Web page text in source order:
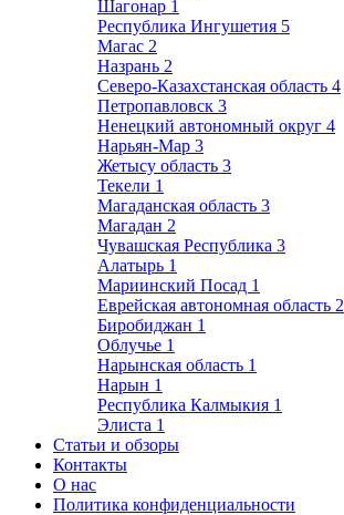
Шагонар 1
Республика Ингушетия 5
Магас 2
Назрань 2
Северо-Казахстанская область 4
Петропавловск 3
Ненецкий автономный округ 4
Нарьян-Мар 3
Жетысу область 3
Текели 1
Магаданская область 3
Магадан 2
Чувашская Республика 3
Алатырь 1
Мариинский Посад 1
Еврейская автономная область 2
Биробиджан 1
Облучье 1
Нарынская область 1
Нарын 1
Республика Калмыкия 1
Элиста 1
Статьи и обзоры
Контакты
О нас
Политика конфиденциальности